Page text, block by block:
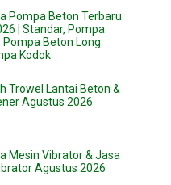
Pompa Beton Terbaru
| Standar, Pompa
Pompa Beton Long
Kodok
Trowel Lantai Beton &
Agustus 2026
Mesin Vibrator & Jasa
Agustus 2026